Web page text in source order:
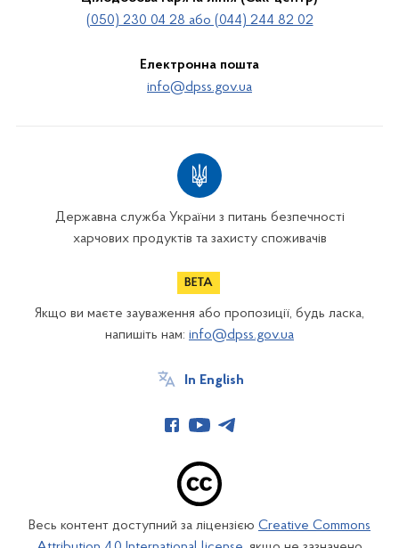
(050) 230 04 28 або (044) 244 82 02
Електронна пошта
info@dpss.gov.ua
Державна служба України з питань безпечності
харчових продуктів та захисту споживачів
Якщо ви маєте зауваження або пропозиції, будь ласка,
напишіть нам: info@dpss.gov.ua
In English
Весь контент доступний за ліцензією Creative Commons